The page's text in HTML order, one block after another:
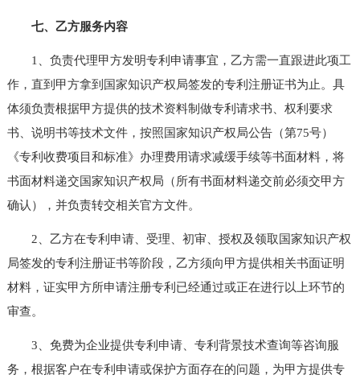
七、乙方服务内容
1、负责代理甲方发明专利申请事宜，乙方需一直跟进此项工
作，直到甲方拿到国家知识产权局签发的专利注册证书为止。具
体须负责根据甲方提供的技术资料制做专利请求书、权利要求
书、说明书等技术文件，按照国家知识产权局公告（第75号）
《专利收费项目和标准》办理费用请求减缓手续等书面材料，将
书面材料递交国家知识产权局（所有书面材料递交前必须交甲方
确认），并负责转交相关官方文件。
2、乙方在专利申请、受理、初审、授权及领取国家知识产权
局签发的专利注册证书等阶段，乙方须向甲方提供相关书面证明
材料，证实甲方所申请注册专利已经通过或正在进行以上环节的
审查。
3、免费为企业提供专利申请、专利背景技术查询等咨询服
务，根据客户在专利申请或保护方面存在的问题，为甲方提供专